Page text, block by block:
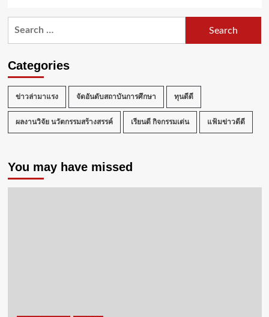
Categories
ข่าวล่ามาแรง จัดอันดับสถาบันการศึกษา ทุนดีดี
ผลงานวิจัย นวัตกรรมสร้างสรรค์ เรียนดี กิจกรรมเด่น แฟ้มข่าวดีดี
You may have missed